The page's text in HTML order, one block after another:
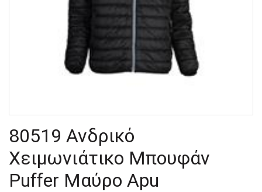
80519 Ανδρικό
Χειμωνιάτικο Μπουφάν
Puffer Μαύρο Apu